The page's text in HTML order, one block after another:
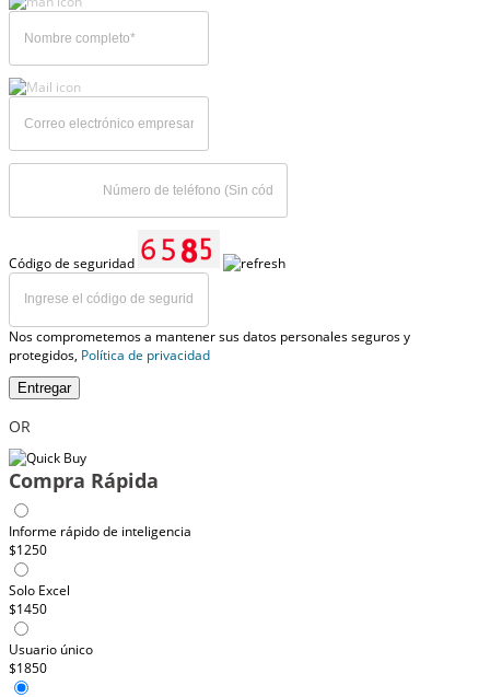
Código de seguridad
Nos comprometemos a mantener sus datos personales seguros y
protegidos, Política de privacidad
Entregar
OR
Compra Rápida
Informe rápido de inteligencia
$1250
Solo Excel
$1450
Usuario único
$1850